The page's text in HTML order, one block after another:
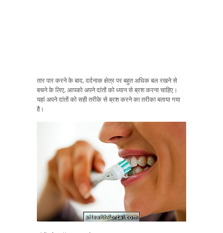
तार पार करने के बाद, दर्दनाक क्षेत्र पर बहुत अधिक बल रखने से
बचने के लिए, आपको अपने दांतों को ध्यान से ब्रश करना चाहिए।
यहां अपने दांतों को सही तरीके से ब्रश करने का तरीका बताया गया
है।